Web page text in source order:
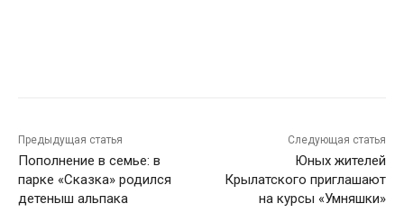
Предыдущая статья
Пополнение в семье: в
парке «Сказка» родился
детеныш альпака
Следующая статья
Юных жителей
Крылатского приглашают
на курсы «Умняшки»